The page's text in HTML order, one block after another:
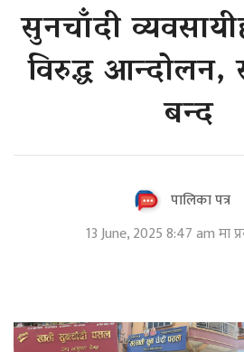
सुनचाँदी
विरुद्ध
बन्द
पालिका पत्र
13 June, 2025 8:47 am मा